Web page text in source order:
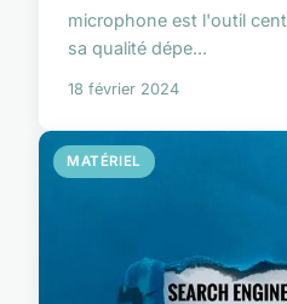
microphone est l'outil
sa qualité dépe...
18 février 2024
MATÉRIEL